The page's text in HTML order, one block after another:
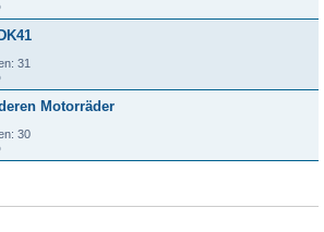
31
Motorräder
30